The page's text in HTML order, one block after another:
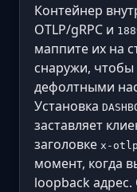
Контейнер
OTLP/gRPC и
маппите их на
снаружи,
дефолтными
Установка
заставляет
заголовке x-
момент, когда
loopback